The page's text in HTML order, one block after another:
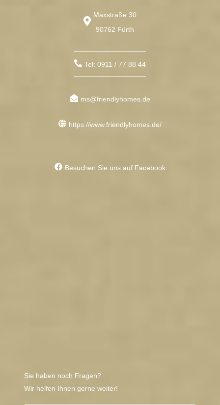
Maxstraße 30
90762 Fürth
Tel: 0911 / 77 88 44
ms@friendlyhomes.de
https://www.friendlyhomes.de/
Besuchen Sie uns auf Facebook
Sie haben noch Fragen?
Wir helfen Ihnen gerne weiter!